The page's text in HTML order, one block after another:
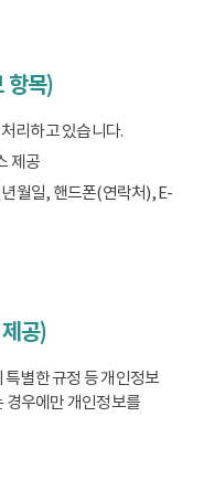
항목)
리하고 있습니다.
제공
월일, 핸드폰(연락처), E-
공)
별한 규정 등 개인정보
경우에만 개인정보를